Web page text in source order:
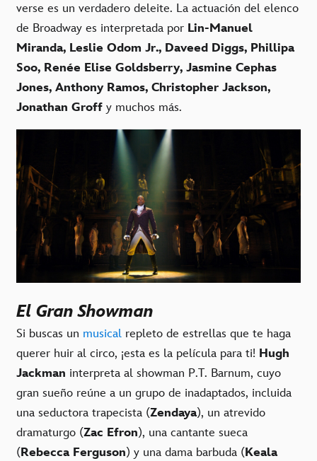
verse es un verdadero deleite. La actuación del elenco
de Broadway es interpretada por Lin-Manuel
Miranda, Leslie Odom Jr., Daveed Diggs, Phillipa
Soo, Renée Elise Goldsberry, Jasmine Cephas
Jones, Anthony Ramos, Christopher Jackson,
Jonathan Groff y muchos más.
El Gran Showman
Si buscas un musical repleto de estrellas que te haga
querer huir al circo, ¡esta es la película para ti! Hugh
Jackman interpreta al showman P.T. Barnum, cuyo
gran sueño reúne a un grupo de inadaptados, incluida
una seductora trapecista (Zendaya), un atrevido
dramaturgo (Zac Efron), una cantante sueca
(Rebecca Ferguson) y una dama barbuda (Keala